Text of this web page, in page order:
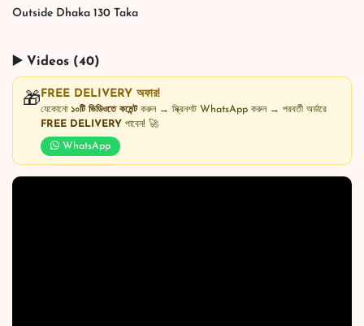
Outside Dhaka 130 Taka
▶️ Videos (40)
🎁 FREE DELIVERY অফার!
যেকোনো ১০টি ভিডিওতে কমেন্টকরুন → স্ক্রিনশট WhatsApp করুন → পরবর্তী অর্ডারে
FREE DELIVERY পাবেন! 🚀
WhatsApp